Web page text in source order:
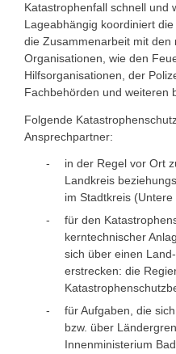
Katastrophenfall schnell und
Lageabhängig koordiniert
die Zusammenarbeit mit den
Organisationen, wie den
Hilfsorganisationen, der
Fachbehörden und weiteren
Folgende
Ansprechpartner:
in der Regel vor Ort
Landkreis
im Stadtkreis
für den
kerntechnischer
sich über einen
erstrecken: die
für Aufgaben, die
bzw. über
Innenministerium